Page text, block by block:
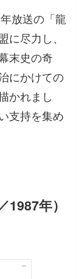
放送の「龍
尽力し、
末史の奇
にかけての
かれまし
支持を集め
年）